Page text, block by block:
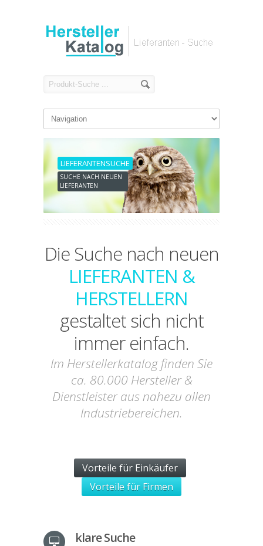
LIEFERANTENSUCHE
SUCHE NACH NEUEN
LIEFERANTEN
Die Suche nach neuen
LIEFERANTEN &
HERSTELLERN
gestaltet sich nicht
immer einfach.
Im Herstellerkatalog finden Sie
ca. 80.000 Hersteller &
Dienstleister aus nahezu allen
Industriebereichen.
Vorteile für Einkäufer
Vorteile für Firmen
klare Suche